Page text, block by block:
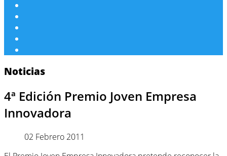
Noticias
4ª Edición Premio Joven Empresa
Innovadora
02 Febrero 2011